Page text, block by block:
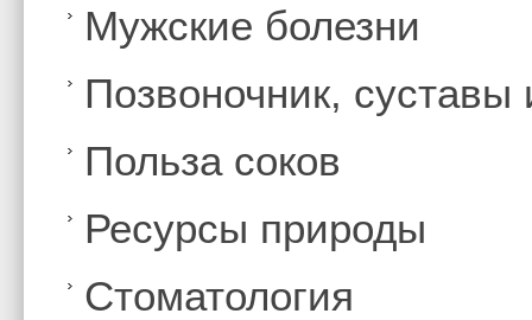
Мужские болезни
Позвоночник,
Польза соков
Ресурсы природы
Стоматология